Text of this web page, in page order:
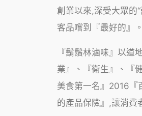
創業以來,深受大眾的
客品嚐到『最好的』。
『鬍鬚林滷味』以
業』、『衛生』、『
美食第一名』2016『
的產品保險』,讓消費